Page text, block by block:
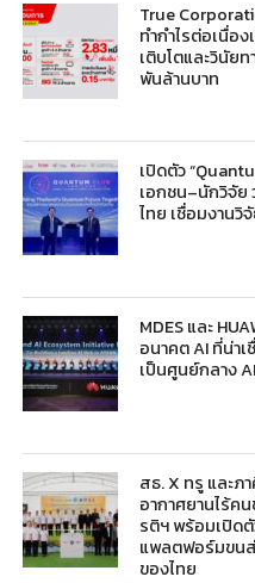
True
ทำกำไรต่อเนื่อ
เติบโตและวินัย
พันล้านบาท
เปิดตัว
เอกชน–นักวิจัย
ไทย เชื่อมงานวิ
MDES และ
อนาคต AI ที่น่า
เป็นศูนย์กลาง
สธ. X ทรู และภ
อากาศยานไร้ค
รติฯ พร้อมเปิด
แพลตฟอร์มขน
ของไทย